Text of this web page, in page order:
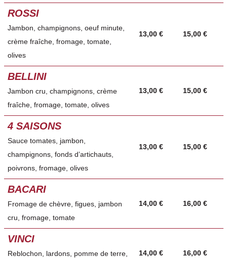
ROSSI
Jambon, champignons, oeuf minute,
crème fraîche, fromage, tomate,
olives
13,00 € 15,00 €
BELLINI
Jambon cru, champignons, crème
fraîche, fromage, tomate, olives
13,00 € 15,00 €
4 SAISONS
Sauce tomates, jambon,
champignons, fonds d’artichauts,
poivrons, fromage, olives
13,00 € 15,00 €
BACARI
Fromage de chèvre, figues, jambon
cru, fromage, tomate
14,00 € 16,00 €
VINCI
Reblochon, lardons, pomme de terre,
14,00 € 16,00 €